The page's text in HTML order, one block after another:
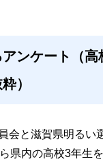
ンケート（高
）
会と滋賀県明るい
県内の高校3年生